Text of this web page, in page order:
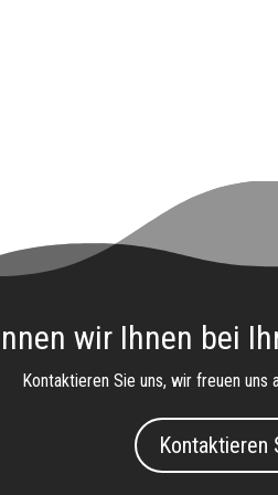
wir Ihnen bei
Kontaktieren Sie uns, wir freuen uns
Kontaktieren